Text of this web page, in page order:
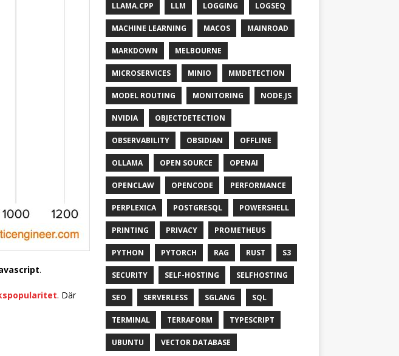
.
. Där
LLAMA.CPP LLM LOGGING LOGSEQ
MACHINE LEARNING MACOS MAINROAD
MARKDOWN MELBOURNE
MICROSERVICES MINIO MMDETECTION
MODEL ROUTING MONITORING NODE.JS
NVIDIA OBJECTDETECTION
OBSERVABILITY OBSIDIAN OFFLINE
OLLAMA OPEN SOURCE OPENAI
OPENCLAW OPENCODE PERFORMANCE
PERPLEXICA POSTGRESQL POWERSHELL
PRINTING PRIVACY PROMETHEUS
PYTHON PYTORCH RAG RUST S3
SECURITY SELF-HOSTING SELFHOSTING
SEO SERVERLESS SGLANG SQL
TERMINAL TERRAFORM TYPESCRIPT
UBUNTU VECTOR DATABASE